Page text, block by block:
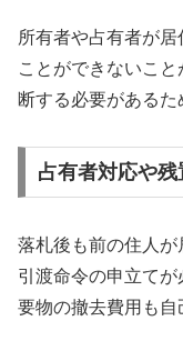
所有者や占有者が
ことができないこ
断する必要があるた
占有者対応や
落札後も前の住人
引渡命令の申立て
要物の撤去費用も自